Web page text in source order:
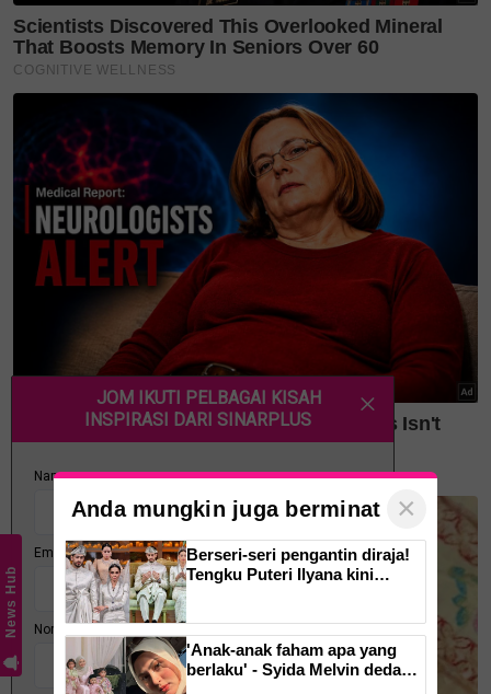
Talise, Minahasa Utara.
“Ya, pasukan dari KN Bima Sena di Likupang telah
bergerak ke lokasi. Kapal Basarnas dan beberapa bot
dari pusat selam turut berada di lokasi untuk
membantu evakuasi,” katanya.
Sementara itu, Tentara Nasional Indonesia
Angkatan Laut (TNI AL) turut menghantar dua kapal
dalam operasi evakuasi mangsa feri yang membawa
penumpang dari Talaud menuju Kota Manado itu.
Panglima Komando Armada RI (Koarmada RI)
Laksamana Madya TNI Denih Hendrata berkata dua
kapal terlibat dalam operasi mencari dan
menyelamat (SAR) iaitu KRI Pari dan KAL Tedung
Selar.
Artikel penuh:
Kronologi kehilangan kapal selam KRI Nanggala 402
Milik Indonesia. Serpihan, objek ditemui sahkan ia
karam
Sedihnya, TNI dedah nama 53 perajurit KRI
Nanggala 402
News Hub
Anda mungkin juga berminat ×
Berseri-seri pengantin diraja!
Tengku Puteri Ilyana kini
'Anak-anak faham apa yang
berlaku' - Syida Melvin dedah